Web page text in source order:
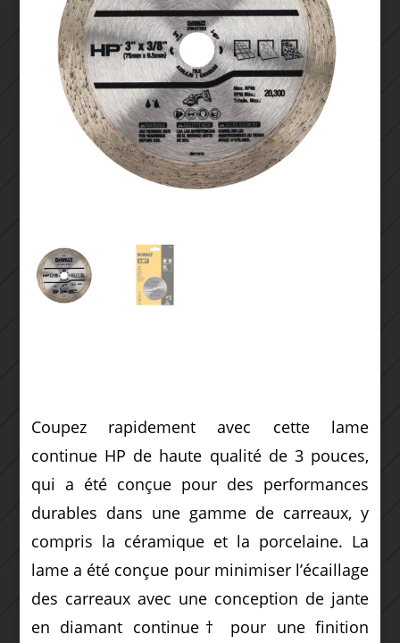
Coupez rapidement avec cette lame
continue HP de haute qualité de 3 pouces,
qui a été conçue pour des performances
durables dans une gamme de carreaux, y
compris la céramique et la porcelaine. La
lame a été conçue pour minimiser l’écaillage
des carreaux avec une conception de jante
en diamant continue† pour une finition